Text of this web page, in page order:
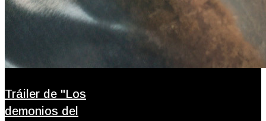
Tráiler de "Los
demonios del